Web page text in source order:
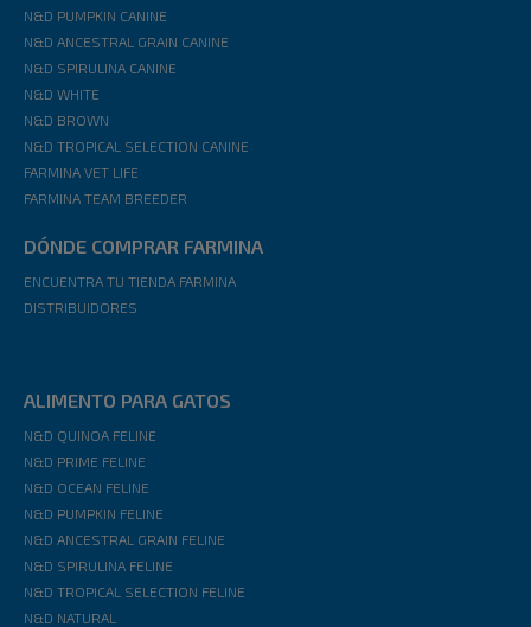
N&D PUMPKIN CANINE
N&D ANCESTRAL GRAIN CANINE
N&D SPIRULINA CANINE
N&D WHITE
N&D BROWN
N&D TROPICAL SELECTION CANINE
FARMINA VET LIFE
FARMINA TEAM BREEDER
DÓNDE COMPRAR FARMINA
ENCUENTRA TU TIENDA FARMINA
DISTRIBUIDORES
ALIMENTO PARA GATOS
N&D QUINOA FELINE
N&D PRIME FELINE
N&D OCEAN FELINE
N&D PUMPKIN FELINE
N&D ANCESTRAL GRAIN FELINE
N&D SPIRULINA FELINE
N&D TROPICAL SELECTION FELINE
N&D NATURAL